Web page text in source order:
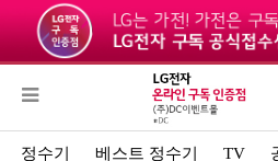
정수기 베스트 정수기 TV